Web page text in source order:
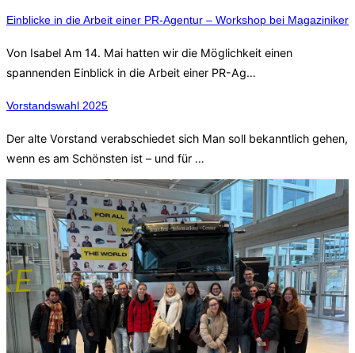
Einblicke in die Arbeit einer PR-Agentur – Workshop bei Magaziniker
Von Isabel Am 14. Mai hatten wir die Möglichkeit einen
spannenden Einblick in die Arbeit einer PR-Ag…
Vorstandswahl 2025
Der alte Vorstand verabschiedet sich Man soll bekanntlich gehen,
wenn es am Schönsten ist – und für …